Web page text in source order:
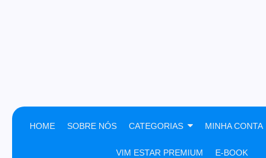
HOME SOBRE NÓS CATEGORIAS MINHA CONTA
VIM ESTAR PREMIUM E-BOOK